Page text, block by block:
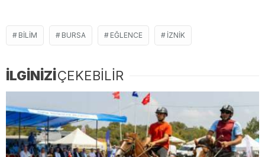
BILIM BURSA EĞLENCE İZNIK
İLGİNİZİÇEKEBİLİR